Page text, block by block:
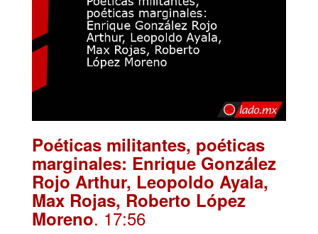
Poéticas militantes, poéticas
marginales: Enrique González
Rojo Arthur, Leopoldo Ayala,
Max Rojas, Roberto López
Moreno. 17:56